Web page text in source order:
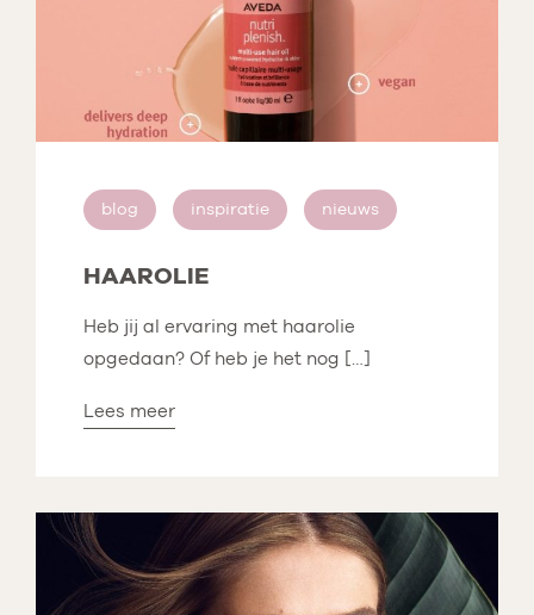
blog inspiratie nieuws
HAAROLIE
Heb jij al ervaring met haarolie
opgedaan? Of heb je het nog […]
Lees meer